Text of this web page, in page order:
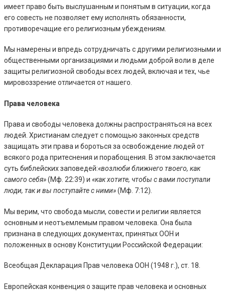
имеет право быть выслушанным и понятым в ситуации, когда
его совесть не позволяет ему исполнять обязанности,
противоречащие его религиозным убеждениям.
Мы намерены и впредь сотрудничать с другими религиозными и
общественными организациями и людьми доброй воли в деле
защиты религиозной свободы всех людей, включая и тех, чье
мировоззрение отличается от нашего.
Права человека
Права и свободы человека должны распространяться на всех
людей. Христианам следует с помощью законных средств
защищать эти права и бороться за освобождение людей от
всякого рода притеснения и порабощения. В этом заключается
суть библейских заповедей:«возлюби ближнего твоего, как
самого себя»(Мф. 22:39) и «как хотите, чтобы с вами поступали
люди, так и вы поступайте с ними»(Мф. 7:12).
Мы верим, что свобода мысли, совести и религии является
основным и неотъемлемым правом человека. Она была
признана в следующих документах, принятых ООН и
положенных в основу Конституции Российской Федерации:
Всеобщая Декларация Прав человека ООН (1948 г.), ст. 18.
Европейская конвенция о защите прав человека и основных